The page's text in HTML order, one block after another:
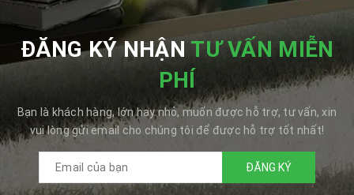
ĐĂNG KÝ NHẬN TƯ VẤN MIỄN
PHÍ
Bạn là khách hàng, lớn hay nhỏ, muốn được hỗ trợ, tư vấn, xin
vui lòng gửi email cho chúng tôi để được hỗ trợ tốt nhất!
ĐĂNG KÝ